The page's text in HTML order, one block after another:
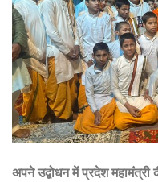
अपने उद्बोधन में प्रदेश महामंत्री